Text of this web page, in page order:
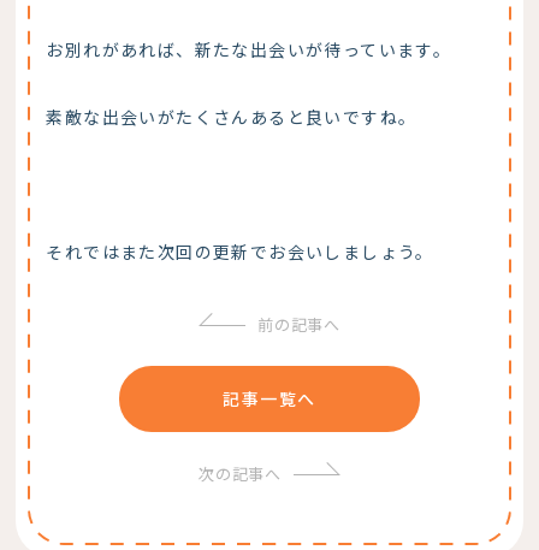
お別れがあれば、新たな出会いが待っています。
素敵な出会いがたくさんあると良いですね。
それではまた次回の更新でお会いしましょう。
前の記事へ
記事一覧へ
次の記事へ